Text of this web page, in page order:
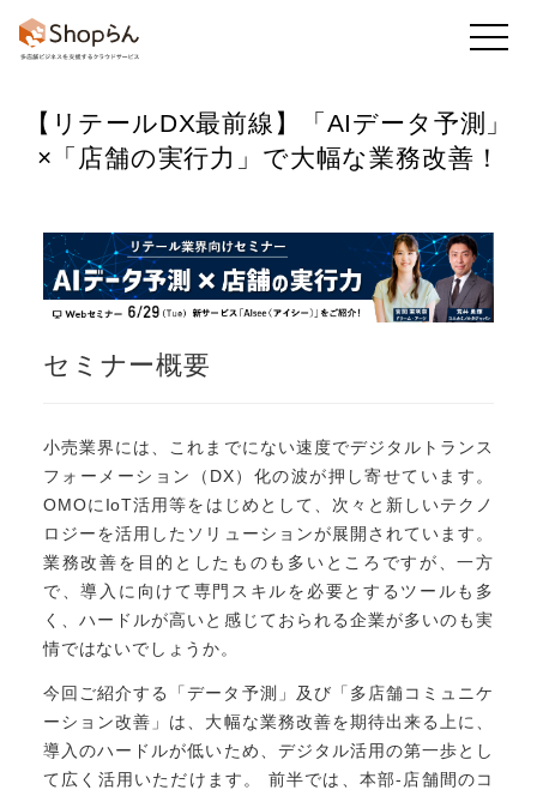
お知らせ 店舗のToDo 回答・アンケート
かんたん集計 既読率・実施率 業務アプリ
フレッシュマニュアル
見る
【リテールDX最前線】
「AIデータ予測」
×「店舗の実行力」で大幅な業務改善！
セミナー概要
小売業界には、これまでにない速度でデジタルトランス
フォーメーション（DX）化の波が押し寄せています。
OMOにIoT活用等をはじめとして、次々と新しいテクノ
ロジーを活用したソリューションが展開されています。
業務改善を目的としたものも多いところですが、一方
で、導入に向けて専門スキルを必要とするツールも多
く、ハードルが高いと感じておられる企業が多いのも実
情ではないでしょうか。
今回ご紹介する「データ予測」及び「多店舗コミュニケ
ーション改善」は、大幅な業務改善を期待出来る上に、
導入のハードルが低いため、デジタル活用の第一歩とし
て広く活用いただけます。
前半では、本部-店舗間のコ